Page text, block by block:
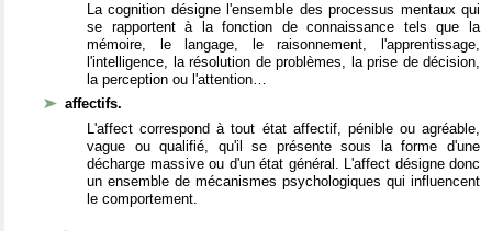
La cognition désigne l'ensemble des processus mentaux qui
se rapportent à la fonction de connaissance tels que la
mémoire, le langage, le raisonnement, l'apprentissage,
l'intelligence, la résolution de problèmes, la prise de décision,
la perception ou l'attention…
affectifs.
L'affect correspond à tout état affectif, pénible ou agréable,
vague ou qualifié, qu'il se présente sous la forme d'une
décharge massive ou d'un état général. L'affect désigne donc
un ensemble de mécanismes psychologiques qui influencent
le comportement.